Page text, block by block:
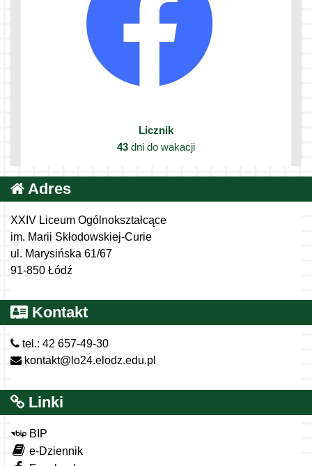
Licznik
43 dni do wakacji
Adres
XXIV Liceum Ogólnokształcące
im. Marii Skłodowskiej-Curie
ul. Marysińska 61/67
91-850 Łódź
Kontakt
tel.: 42 657-49-30
kontakt@lo24.elodz.edu.pl
Linki
BIP
e-Dziennik